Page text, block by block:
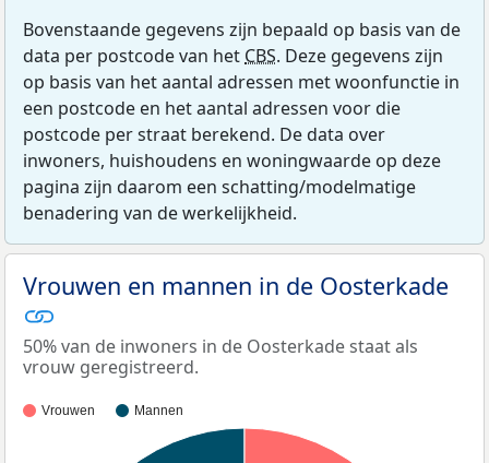
Bovenstaande gegevens zijn bepaald op basis van de
data per postcode van het CBS. Deze gegevens zijn
op basis van het aantal adressen met woonfunctie in
een postcode en het aantal adressen voor die
postcode per straat berekend. De data over
inwoners, huishoudens en woningwaarde op deze
pagina zijn daarom een schatting/modelmatige
benadering van de werkelijkheid.
Vrouwen en mannen in de Oosterkade
50% van de inwoners in de Oosterkade staat als
vrouw geregistreerd.
Vrouwen Mannen